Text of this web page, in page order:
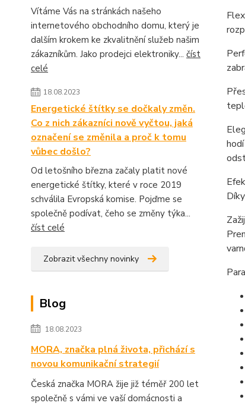
Vítáme Vás na stránkách našeho
internetového obchodního domu, který je
dalším krokem ke zkvalitnění služeb našim
zákazníkům. Jako prodejci elektroniky... číst
celé
18.08.2023
Energetické štítky se dočkaly změn.
Co z nich zákazníci nově vyčtou, jaká
označení se změnila a proč k tomu
vůbec došlo?
Od letošního března začaly platit nové
energetické štítky, které v roce 2019
schválila Evropská komise. Pojďme se
společně podívat, čeho se změny týka...
číst celé
Zobrazit všechny novinky
Blog
18.08.2023
MORA, značka plná života, přichází s
novou komunikační strategií
Česká značka MORA žije již téměř 200 let
společně s vámi ve vaší domácnosti a